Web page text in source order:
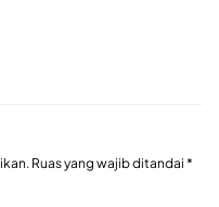
Ruas yang wajib ditandai *